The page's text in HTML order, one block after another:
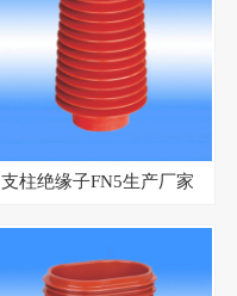
支柱绝缘子FN5生产厂家